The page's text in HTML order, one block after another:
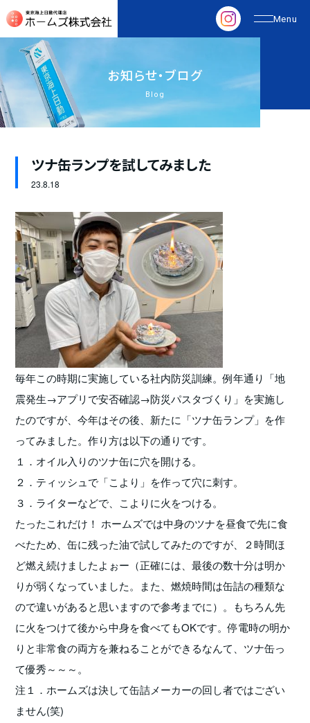
お知らせ・ブログ
Blog
ツナ缶ランプを試してみました
23.8.18
毎年この時期に実施している社内防災訓練。例年通り「地
震発生→アプリで安否確認→防災パスタづくり」を実施し
たのですが、今年はその後、新たに「ツナ缶ランプ」を作
ってみました。作り方は以下の通りです。
１．オイル入りのツナ缶に穴を開ける。
２．ティッシュで「こより」を作って穴に刺す。
３．ライターなどで、こよりに火をつける。
たったこれだけ！ ホームズでは中身のツナを昼食で先に食
べたため、缶に残った油で試してみたのですが、２時間ほ
ど燃え続けましたよぉー（正確には、最後の数十分は明か
りが弱くなっていました。また、燃焼時間は缶詰の種類な
ので違いがあると思いますので参考までに）。もちろん先
に火をつけて後から中身を食べてもOKです。停電時の明か
りと非常食の両方を兼ねることができるなんて、ツナ缶っ
て優秀～～～。
注１．ホームズは決して缶詰メーカーの回し者ではござい
ません(笑)